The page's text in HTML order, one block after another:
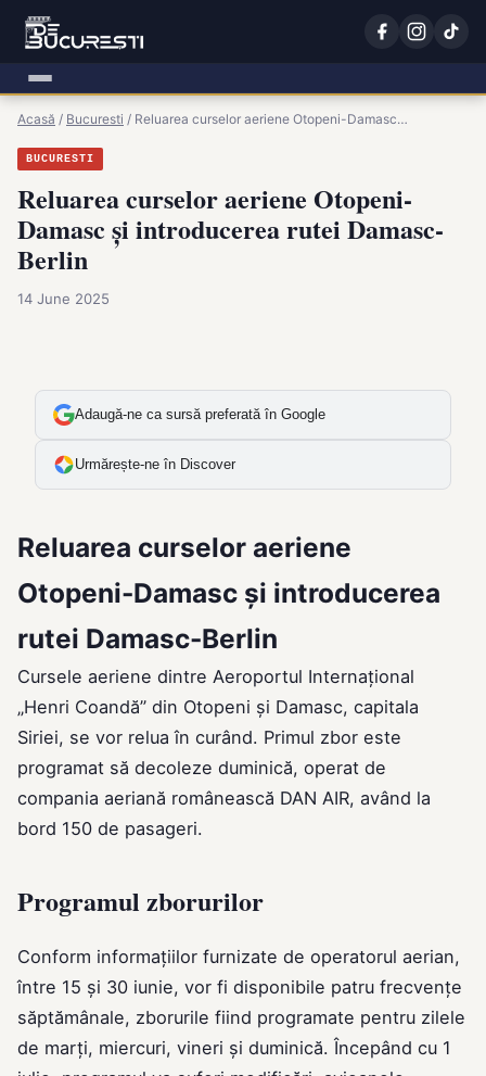
Acasă / Bucuresti / Reluarea curselor aeriene Otopeni-Damasc…
BUCURESTI
Reluarea curselor aeriene Otopeni-
Damasc și introducerea rutei Damasc-
Berlin
14 June 2025
Adaugă-ne ca sursă preferată în Google
Urmărește-ne în Discover
Reluarea curselor aeriene
Otopeni-Damasc și introducerea
rutei Damasc-Berlin
Cursele aeriene dintre Aeroportul Internațional
„Henri Coandă” din Otopeni și Damasc, capitala
Siriei, se vor relua în curând. Primul zbor este
programat să decoleze duminică, operat de
compania aeriană românească DAN AIR, având la
bord 150 de pasageri.
Programul zborurilor
Conform informațiilor furnizate de operatorul aerian,
între 15 și 30 iunie, vor fi disponibile patru frecvențe
săptămânale, zborurile fiind programate pentru zilele
de marți, miercuri, vineri și duminică. Începând cu 1